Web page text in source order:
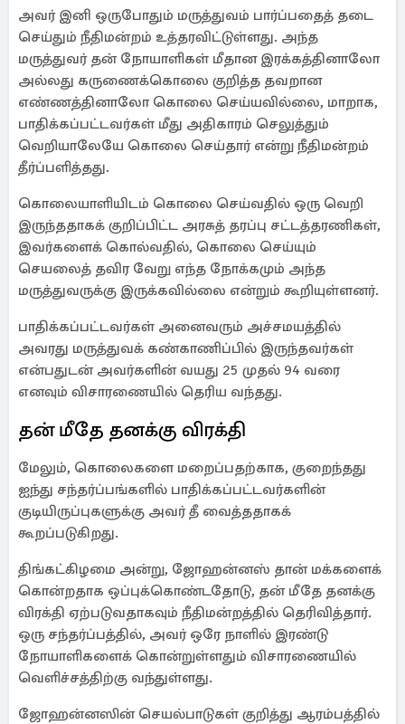
அவர் இனி ஒருபோதும் மருத்துவம் பார்ப்பதைத் தடை
செய்தும் நீதிமன்றம் உத்தரவிட்டுள்ளது. அந்த
மருத்துவர் தன் நோயாளிகள் மீதான இரக்கத்தினாலோ
அல்லது கருணைக்கொலை குறித்த தவறான
எண்ணத்தினாலோ கொலை செய்யவில்லை, மாறாக,
பாதிக்கப்பட்டவர்கள் மீது அதிகாரம் செலுத்தும்
வெறியாலேயே கொலை செய்தார் என்று நீதிமன்றம்
தீர்ப்பளித்தது.
கொலையாளியிடம் கொலை செய்வதில் ஒரு வெறி
இருந்ததாகக் குறிப்பிட்ட அரசுத் தரப்பு சட்டத்தரணிகள்,
இவர்களைக் கொல்வதில், கொலை செய்யும்
செயலைத் தவிர வேறு எந்த நோக்கமும் அந்த
மருத்துவருக்கு இருக்கவில்லை என்றும் கூறியுள்ளனர்.
பாதிக்கப்பட்டவர்கள் அனைவரும் அச்சமயத்தில்
அவரது மருத்துவக் கண்காணிப்பில் இருந்தவர்கள்
என்பதுடன் அவர்களின் வயது 25 முதல் 94 வரை
எனவும் விசாரணையில் தெரிய வந்தது.
தன் மீதே தனக்கு விரக்தி
மேலும், கொலைகளை மறைப்பதற்காக, குறைந்தது
ஐந்து சந்தர்ப்பங்களில் பாதிக்கப்பட்டவர்களின்
குடியிருப்புகளுக்கு அவர் தீ வைத்ததாகக்
கூறப்படுகிறது.
திங்கட்கிழமை அன்று, ஜோஹன்னஸ் தான் மக்களைக்
கொன்றதாக ஒப்புக்கொண்டதோடு, தன் மீதே தனக்கு
விரக்தி ஏற்படுவதாகவும் நீதிமன்றத்தில் தெரிவித்தார்.
ஒரு சந்தர்ப்பத்தில், அவர் ஒரே நாளில் இரண்டு
நோயாளிகளைக் கொன்றுள்ளதும் விசாரணையில்
வெளிச்சத்திற்கு வந்துள்ளது.
ஜோஹன்னஸின் செயல்பாடுகள் குறித்து ஆரம்பத்தில்